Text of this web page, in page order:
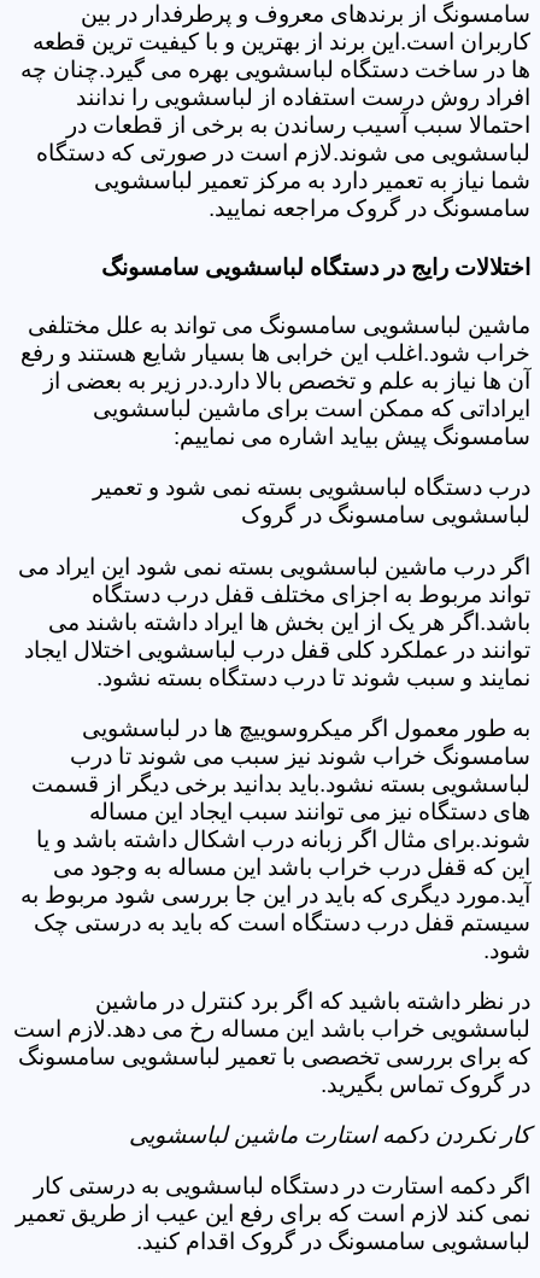
سامسونگ از برندهای معروف و پرطرفدار در بین
کاربران است.این برند از بهترین و با کیفیت ترین قطعه
ها در ساخت دستگاه لباسشویی بهره می گیرد.چنان چه
افراد روش درست استفاده از لباسشویی را ندانند
احتمالا سبب آسیب رساندن به برخی از قطعات در
لباسشویی می شوند.لازم است در صورتی که دستگاه
شما نیاز به تعمیر دارد به مرکز تعمیر لباسشویی
سامسونگ در گروک مراجعه نمایید.
اختلالات رایج در دستگاه لباسشویی سامسونگ
ماشین لباسشویی سامسونگ می تواند به علل مختلفی
خراب شود.اغلب این خرابی ها بسیار شایع هستند و رفع
آن ها نیاز به علم و تخصص بالا دارد.در زیر به بعضی از
ایراداتی که ممکن است برای ماشین لباسشویی
سامسونگ پیش بیاید اشاره می نماییم:
درب دستگاه لباسشویی بسته نمی شود و تعمیر
لباسشویی سامسونگ در گروک
اگر درب ماشین لباسشویی بسته نمی شود این ایراد می
تواند مربوط به اجزای مختلف قفل درب دستگاه
باشد.اگر هر یک از این بخش ها ایراد داشته باشند می
توانند در عملکرد کلی قفل درب لباسشویی اختلال ایجاد
نمایند و سبب شوند تا درب دستگاه بسته نشود.
به طور معمول اگر میکروسوییچ ها در لباسشویی
سامسونگ خراب شوند نیز سبب می شوند تا درب
لباسشویی بسته نشود.باید بدانید برخی دیگر از قسمت
های دستگاه نیز می توانند سبب ایجاد این مساله
شوند.برای مثال اگر زبانه درب اشکال داشته باشد و یا
این که قفل درب خراب باشد این مساله به وجود می
آید.مورد دیگری که باید در این جا بررسی شود مربوط به
سیستم قفل درب دستگاه است که باید به درستی چک
شود.
در نظر داشته باشید که اگر برد کنترل در ماشین
لباسشویی خراب باشد این مساله رخ می دهد.لازم است
که برای بررسی تخصصی با تعمیر لباسشویی سامسونگ
در گروک تماس بگیرید.
کار نکردن دکمه استارت ماشین لباسشویی
اگر دکمه استارت در دستگاه لباسشویی به درستی کار
نمی کند لازم است که برای رفع این عیب از طریق تعمیر
لباسشویی سامسونگ در گروک اقدام کنید.